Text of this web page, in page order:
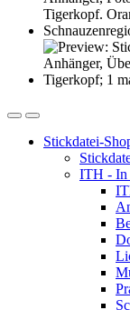
Stickdatei-
ITH - In